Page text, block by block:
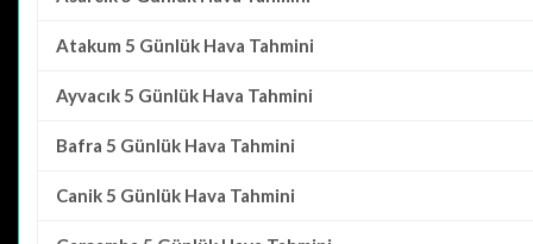
Atakum 5 Günlük Hava Tahmini
Ayvacık 5 Günlük Hava Tahmini
Bafra 5 Günlük Hava Tahmini
Canik 5 Günlük Hava Tahmini